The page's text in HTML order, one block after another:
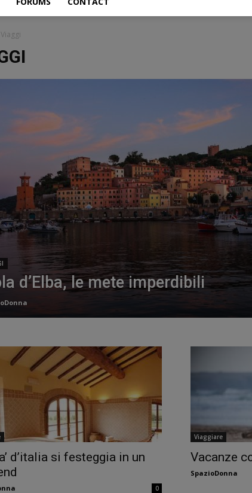
Viaggi
d’Elba, le mete imperdibili
d’italia si festeggia in un
0
Viaggiare
Vacanze
SpazioDonna